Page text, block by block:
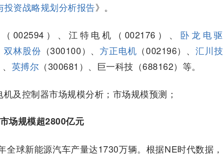
资战略规划分析报告》。
（002594）、江特电机（002176）、 卧龙电驱
双林股份 （300100）、方正电机 （002196）、 汇川技
英搏尔 （300681）、巨一科技（688162）等。
及控制器市场规模分析；市场规模预测；
场规模超2800亿元
球新能源汽车产量达1730万辆。根据NE时代数据，